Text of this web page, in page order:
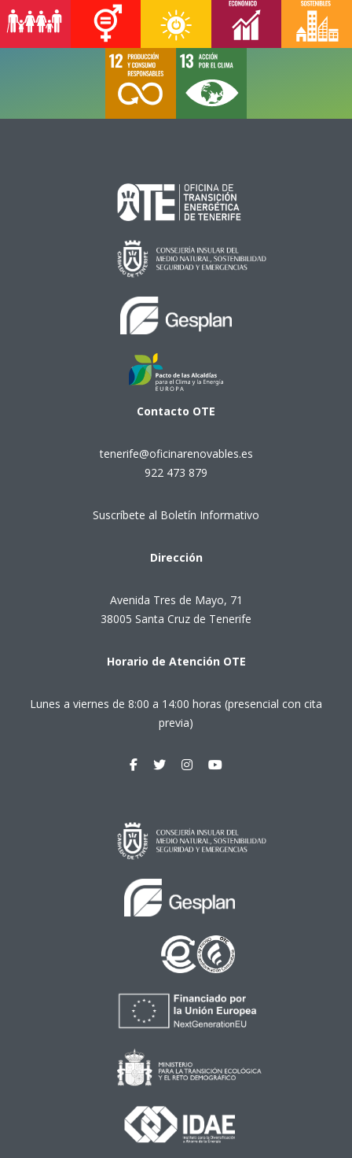
Contacto OTE
tenerife@oficinarenovables.es
922 473 879
Suscríbete al Boletín Informativo
Dirección
Avenida Tres de Mayo, 71
38005 Santa Cruz de Tenerife
Horario de Atención OTE
Lunes a viernes de 8:00 a 14:00 horas (presencial con cita
previa)